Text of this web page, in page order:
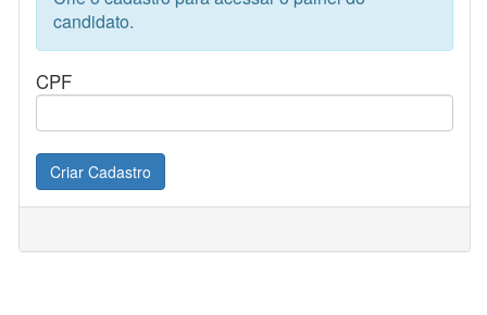
candidato.
CPF
Criar Cadastro